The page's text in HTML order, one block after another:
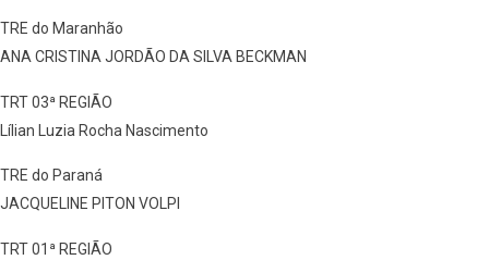
TRE do Maranhão
ANA CRISTINA JORDÃO DA SILVA BECKMAN
TRT 03ª REGIÃO
Lílian Luzia Rocha Nascimento
TRE do Paraná
JACQUELINE PITON VOLPI
TRT 01ª REGIÃO